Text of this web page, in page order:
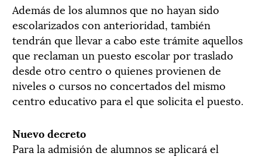
Además de los alumnos que no hayan sido
escolarizados con anterioridad, también
tendrán que llevar a cabo este trámite aquellos
que reclaman un puesto escolar por traslado
desde otro centro o quienes provienen de
niveles o cursos no concertados del mismo
centro educativo para el que solicita el puesto.
Nuevo decreto
Para la admisión de alumnos se aplicará el